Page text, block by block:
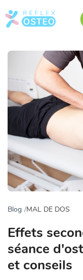
Blog MAL DE DOS
Effets
séance
et conseils